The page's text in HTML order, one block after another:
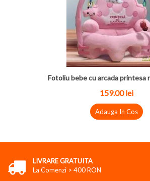
Fotoliu bebe cu arcada printesa
159.00lei
Adauga In Cos
LIVRARE GRATUITA
La Comenzi > 400 RON